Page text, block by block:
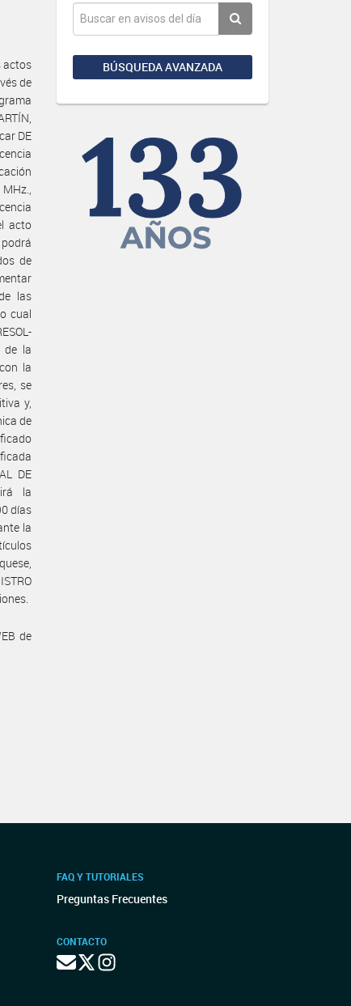
BÚSQUEDA AVANZADA
actos
de
DE
acto
de
las
cual
de la
la
se
y,
de
DE
la
días
la
de
FAQ Y TUTORIALES
Preguntas Frecuentes
CONTACTO